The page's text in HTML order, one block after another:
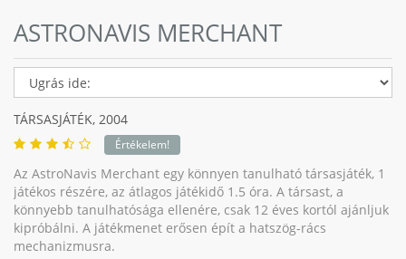
ASTRONAVIS MERCHANT
TÁRSASJÁTÉK, 2004
Értékelem!
Az AstroNavis Merchant egy könnyen tanulható társasjáték, 1
játékos részére, az átlagos játékidő 1.5 óra. A társast, a
könnyebb tanulhatósága ellenére, csak 12 éves kortól ajánljuk
kipróbálni. A játékmenet erősen épít a hatszög-rács
mechanizmusra.